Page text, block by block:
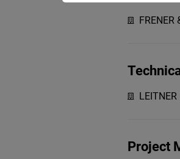
FRENER
LEITNER
Project